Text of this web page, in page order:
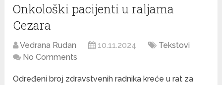
Onkološki pacijenti u raljama
Cezara
Vedrana Rudan 10.11.2024
Tekstovi
No Comments
Određeni broj zdravstvenih radnika kreće u rat za